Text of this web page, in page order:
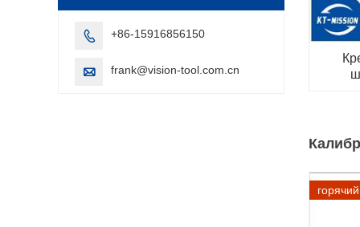
горячий
 +86-15916856150
 frank@vision-tool.com.cn